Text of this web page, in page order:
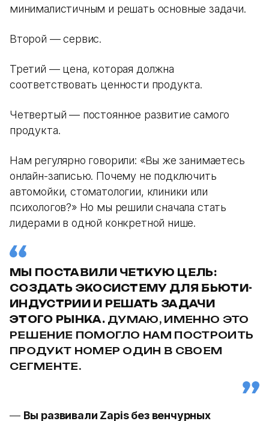
минималистичным и решать основные задачи.
Второй — сервис.
Третий — цена, которая должна
соответствовать ценности продукта.
Четвертый — постоянное развитие самого
продукта.
Нам регулярно говорили: «Вы же занимаетесь
онлайн-записью. Почему не подключить
автомойки, стоматологии, клиники или
психологов?» Но мы решили сначала стать
лидерами в одной конкретной нише.
МЫ ПОСТАВИЛИ ЧЕТКУЮ ЦЕЛЬ:
СОЗДАТЬ ЭКОСИСТЕМУ ДЛЯ БЬЮТИ-
ИНДУСТРИИ И РЕШАТЬ ЗАДАЧИ
ЭТОГО РЫНКА. ДУМАЮ, ИМЕННО ЭТО
РЕШЕНИЕ ПОМОГЛО НАМ ПОСТРОИТЬ
ПРОДУКТ НОМЕР ОДИН В СВОЕМ
СЕГМЕНТЕ.
— Вы развивали Zapis без венчурных